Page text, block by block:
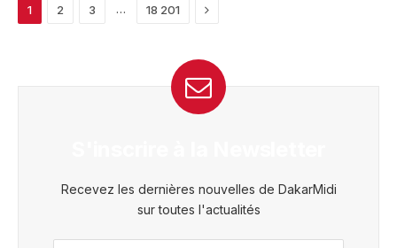
1 2 3 … 18 201 Next
Recevez les dernières nouvelles de DakarMidi
sur toutes l'actualités